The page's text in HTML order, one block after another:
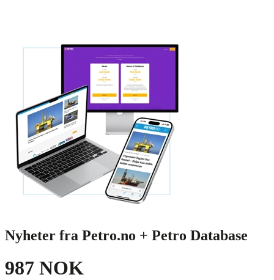
Nyheter fra Petro.no + Petro Database
987 NOK